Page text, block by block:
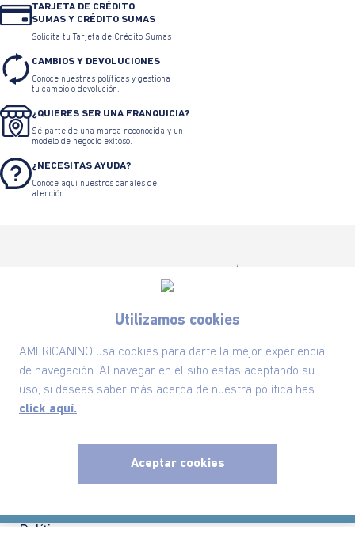
Utilizamos cookies
AMERICANINO usa cookies para darte la mejor experiencia
de navegación. Al navegar en el sitio estas aceptando su
uso, si deseas saber más acerca de nuestra política has
click aquí.
Aceptar cookies
TARJETA DE CRÉDITO
SUMAS Y CRÉDITO SUMAS
Solicita tu Tarjeta de Crédito Sumas
CAMBIOS Y DEVOLUCIONES
Conoce nuestras políticas y gestiona
tu cambio o devolución.
¿QUIERES SER UNA FRANQUICIA?
Sé parte de una marca reconocida y un
modelo de negocio exitoso.
¿NECESITAS AYUDA?
Conoce aquí nuestros canales de
atención.
Suscríbete ahora nuestro Newsletter y recibe
SUSCRÍBETE AHORA
Nuestra Marca
Políticas